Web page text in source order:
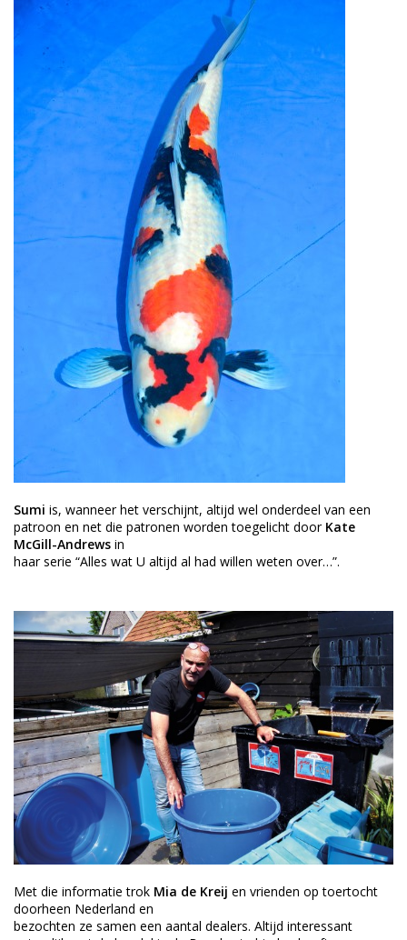
Sumi is, wanneer het verschijnt, altijd wel onderdeel van een
patroon en net die patronen worden toegelicht door Kate
McGill-Andrews in
haar serie “Alles wat U altijd al had willen weten over…”.
Met die informatie trok Mia de Kreij en vrienden op toertocht
doorheen Nederland en
bezochten ze samen een aantal dealers. Altijd interessant